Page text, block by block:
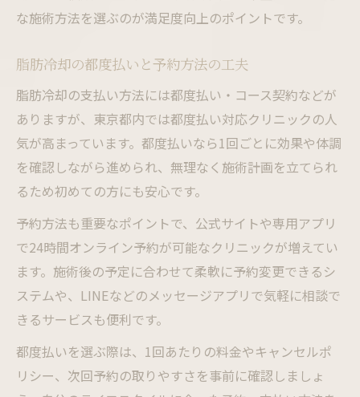
な施術方法を選ぶのが満足度向上のポイントです。
脂肪冷却の都度払いと予約方法の工夫
脂肪冷却の支払い方法には都度払い・コース契約などが
ありますが、東京都内では都度払い対応クリニックの人
気が高まっています。都度払いなら1回ごとに効果や体調
を確認しながら進められ、無理なく施術計画を立てられ
るため初めての方にも安心です。
予約方法も重要なポイントで、公式サイトや専用アプリ
で24時間オンライン予約が可能なクリニックが増えてい
ます。施術後の予定に合わせて柔軟に予約変更できるシ
ステムや、LINEなどのメッセージアプリで気軽に相談で
きるサービスも便利です。
都度払いを選ぶ際は、1回あたりの料金やキャンセルポ
リシー、次回予約の取りやすさを事前に確認しましょ